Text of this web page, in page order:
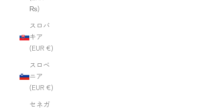
₨)
スロバ
キア
(EUR €)
スロベ
ニア
(EUR €)
セネガ